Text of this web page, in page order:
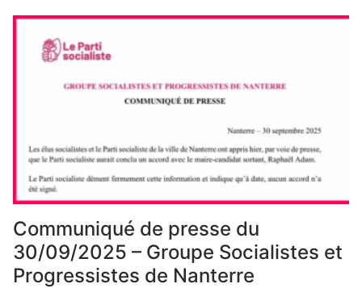
Communiqué de presse du
30/09/2025 – Groupe Socialistes et
Progressistes de Nanterre